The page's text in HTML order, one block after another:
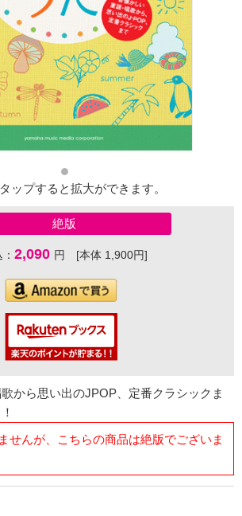
ップすると拡大ができます。
絶版
2,090 円 [本体 1,900円]
から思い出のJPOP、定番クラシックま
せんが、こちらの商品は絶版でございま